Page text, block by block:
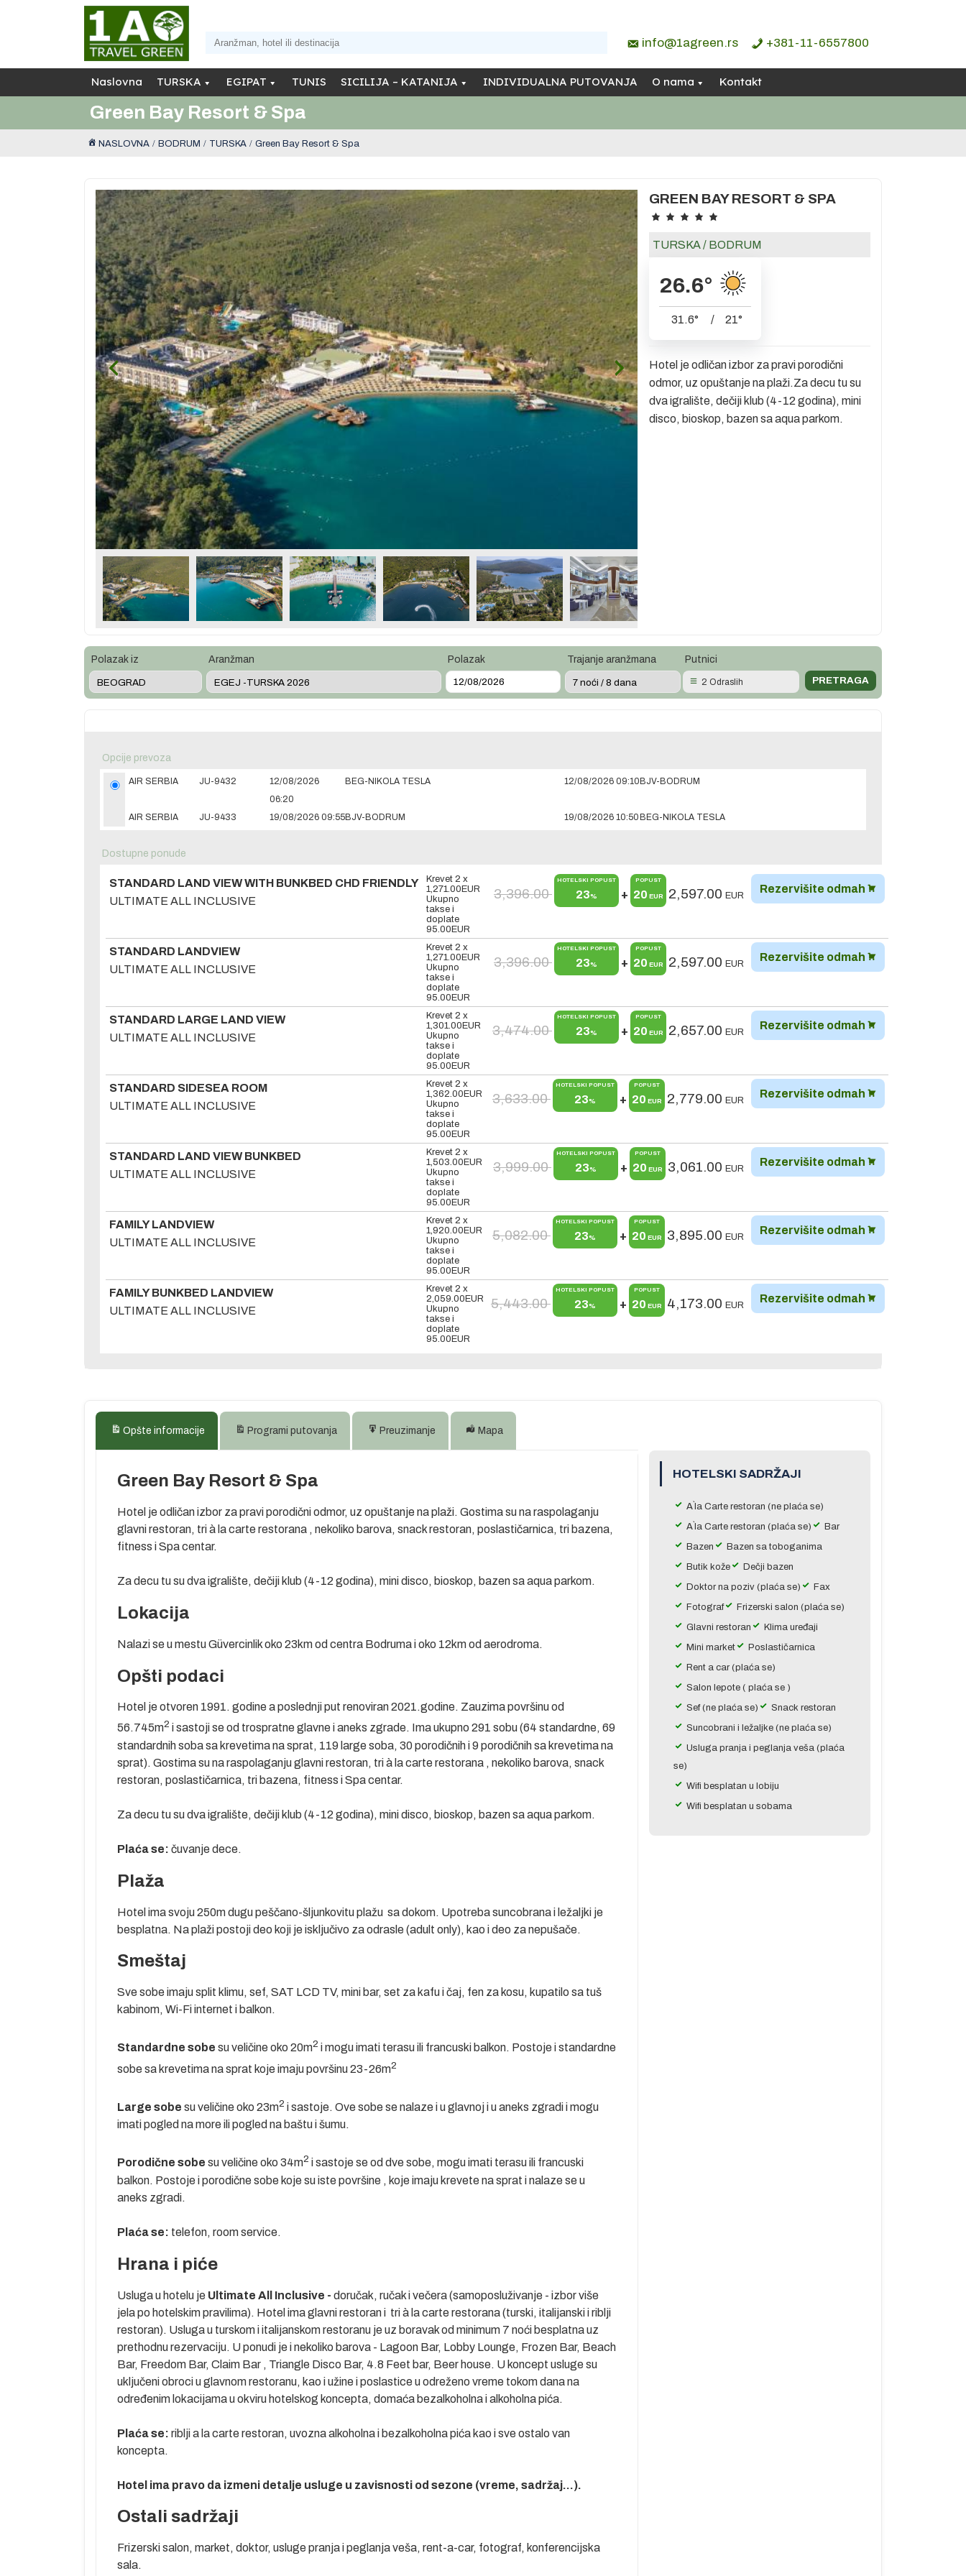
info@1agreen.rs +381-11-6557800
Naslovna TURSKA EGIPAT TUNIS SICILIJA – KATANIJA INDIVIDUALNA PUTOVANJA O nama Kontakt
Green Bay Resort & Spa
NASLOVNA BODRUM TURSKA Green Bay Resort & Spa
GREEN BAY RESORT & SPA
TURSKA/ BODRUM
26.6°
31.6° / 21°
Hotel je odličan izbor za pravi porodični
odmor, uz opuštanje na plaži.Za decu tu su
dva igralište, dečiji klub (4-12 godina), mini
disco, bioskop, bazen sa aqua parkom.
Polazak iz Aranžman Polazak Trajanje aranžmana Putnici
2 Odraslih
Opcije prevoza
AIR SERBIA JU-9432
12/08/2026
06:20
BEG-NIKOLA TESLA 12/08/2026 09:10 BJV-BODRUM
AIR SERBIA JU-9433 19/08/2026 09:55BJV-BODRUM 19/08/2026 10:50 BEG-NIKOLA TESLA
Dostupne ponude
STANDARD LAND VIEW WITH BUNKBED CHD FRIENDLY
ULTIMATE ALL INCLUSIVE
Krevet 2 x
1,271.00 EUR
Ukupno
takse i
doplate
95.00 EUR
3,396.00
HOTELSKI POPUST
23% +
POPUST
20 EUR 2,597.00 EUR
Rezervišite odmah
STANDARD LANDVIEW
ULTIMATE ALL INCLUSIVE
Krevet 2 x
1,271.00 EUR
Ukupno
takse i
doplate
95.00 EUR
3,396.00
HOTELSKI POPUST
23% +
POPUST
20 EUR 2,597.00 EUR
Rezervišite odmah
STANDARD LARGE LAND VIEW
ULTIMATE ALL INCLUSIVE
Krevet 2 x
1,301.00 EUR
Ukupno
takse i
doplate
95.00 EUR
3,474.00
HOTELSKI POPUST
23% +
POPUST
20 EUR 2,657.00 EUR
Rezervišite odmah
STANDARD SIDESEA ROOM
ULTIMATE ALL INCLUSIVE
Krevet 2 x
1,362.00 EUR
Ukupno
takse i
doplate
95.00 EUR
3,633.00
HOTELSKI POPUST
23% +
POPUST
20 EUR 2,779.00 EUR
Rezervišite odmah
STANDARD LAND VIEW BUNKBED
ULTIMATE ALL INCLUSIVE
Krevet 2 x
1,503.00 EUR
Ukupno
takse i
doplate
95.00 EUR
3,999.00
HOTELSKI POPUST
23% +
POPUST
20 EUR 3,061.00 EUR
Rezervišite odmah
FAMILY LANDVIEW
ULTIMATE ALL INCLUSIVE
Krevet 2 x
1,920.00 EUR
Ukupno
takse i
doplate
95.00 EUR
5,082.00
HOTELSKI POPUST
23% +
POPUST
20 EUR 3,895.00 EUR
Rezervišite odmah
FAMILY BUNKBED LANDVIEW
ULTIMATE ALL INCLUSIVE
Krevet 2 x
2,059.00 EUR
Ukupno
takse i
doplate
95.00 EUR
5,443.00
HOTELSKI POPUST
23% +
POPUST
20 EUR 4,173.00 EUR
Rezervišite odmah
Opšte informacije Programi putovanja Preuzimanje Mapa
Green Bay Resort & Spa
Hotel je odličan izbor za pravi porodični odmor, uz opuštanje na plaži. Gostima su na raspolaganju
glavni restoran, tri à la carte restorana , nekoliko barova, snack restoran, poslastičarnica, tri bazena,
fitness i Spa centar.
Za decu tu su dva igralište, dečiji klub (4-12 godina), mini disco, bioskop, bazen sa aqua parkom.
Lokacija
Nalazi se u mestu Güvercinlik oko 23km od centra Bodruma i oko 12km od aerodroma.
Opšti podaci
Hotel je otvoren 1991. godine a poslednji put renoviran 2021.godine. Zauzima površinu od
56.745m2 i sastoji se od trospratne glavne i aneks zgrade. Ima ukupno 291 sobu (64 standardne, 69
standardnih soba sa krevetima na sprat, 119 large soba, 30 porodičnih i 9 porodičnih sa krevetima na
sprat). Gostima su na raspolaganju glavni restoran, tri à la carte restorana , nekoliko barova, snack
restoran, poslastičarnica, tri bazena, fitness i Spa centar.
Za decu tu su dva igralište, dečiji klub (4-12 godina), mini disco, bioskop, bazen sa aqua parkom.
Plaća se: čuvanje dece.
Plaža
Hotel ima svoju 250m dugu peščano-šljunkovitu plažu sa dokom. Upotreba suncobrana i ležaljki je
besplatna. Na plaži postoji deo koji je isključivo za odrasle (adult only), kao i deo za nepušače.
Smeštaj
Sve sobe imaju split klimu, sef, SAT LCD TV, mini bar, set za kafu i čaj, fen za kosu, kupatilo sa tuš
kabinom, Wi-Fi internet i balkon.
Standardne sobe su veličine oko 20m2 i mogu imati terasu ili francuski balkon. Postoje i standardne
sobe sa krevetima na sprat koje imaju površinu 23-26m2
Large sobe su veličine oko 23m2 i sastoje. Ove sobe se nalaze i u glavnoj i u aneks zgradi i mogu
imati pogled na more ili pogled na baštu i šumu.
Porodične sobe su veličine oko 34m2 i sastoje se od dve sobe, mogu imati terasu ili francuski
balkon. Postoje i porodične sobe koje su iste površine , koje imaju krevete na sprat i nalaze se u
aneks zgradi.
Plaća se: telefon, room service.
Hrana i piće
Usluga u hotelu je Ultimate All Inclusive - doručak, ručak i večera (samoposluživanje - izbor više
jela po hotelskim pravilima). Hotel ima glavni restoran i tri à la carte restorana (turski, italijanski i riblji
restoran). Usluga u turskom i italijanskom restoranu je uz boravak od minimum 7 noći besplatna uz
prethodnu rezervaciju. U ponudi je i nekoliko barova - Lagoon Bar, Lobby Lounge, Frozen Bar, Beach
Bar, Freedom Bar, Claim Bar , Triangle Disco Bar, 4.8 Feet bar, Beer house. U koncept usluge su
uključeni obroci u glavnom restoranu, kao i užine i poslastice u odreženo vreme tokom dana na
određenim lokacijama u okviru hotelskog koncepta, domaća bezalkoholna i alkoholna pića.
Plaća se: ribljia la carte restoran, uvozna alkoholna i bezalkoholna pića kao i sve ostalo van
koncepta.
Hotel ima pravo da izmeni detalje usluge u zavisnosti od sezone (vreme, sadržaj...).
Ostali sadržaji
Frizerski salon, market, doktor, usluge pranja i peglanja veša, rent-a-car, fotograf, konferencijska
sala.
HOTELSKI SADRŽAJI
A`la Carte restoran (ne plaća se)
A`la Carte restoran (plaća se)
Bar
Bazen
Bazen sa toboganima
Butik kože
Dečji bazen
Doktor na poziv (plaća se)
Fax
Fotograf
Frizerski salon (plaća se)
Glavni restoran
Klima uređaji
Mini market
Poslastičarnica
Rent a car (plaća se)
Salon lepote ( plaća se )
Sef (ne plaća se)
Snack restoran
Suncobrani i ležaljke (ne plaća se)
Usluga pranja i peglanja veša (plaća
se)
Wifi besplatan u lobiju
Wifi besplatan u sobama